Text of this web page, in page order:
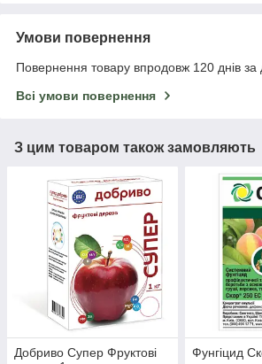
Умови повернення
Повернення товару впродовж 120 днів за
Всі умови повернення
З цим товаром також замовляють
Добриво Супер Фруктові
Фунгіцид